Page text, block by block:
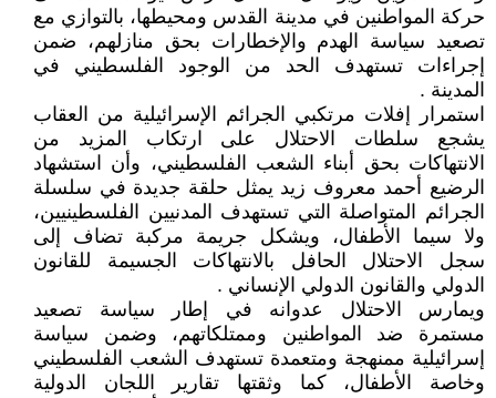
حركة المواطنين في مدينة القدس ومحيطها، بالتوازي مع
تصعيد سياسة الهدم والإخطارات بحق منازلهم، ضمن
إجراءات تستهدف الحد من الوجود الفلسطيني في
المدينة .
استمرار إفلات مرتكبي الجرائم الإسرائيلية من العقاب
يشجع سلطات الاحتلال على ارتكاب المزيد من
الانتهاكات بحق أبناء الشعب الفلسطيني، وأن استشهاد
الرضيع أحمد معروف زيد يمثل حلقة جديدة في سلسلة
الجرائم المتواصلة التي تستهدف المدنيين الفلسطينيين،
ولا سيما الأطفال، ويشكل جريمة مركبة تضاف إلى
سجل الاحتلال الحافل بالانتهاكات الجسيمة للقانون
الدولي والقانون الدولي الإنساني .
ويمارس الاحتلال عدوانه في إطار سياسة تصعيد
مستمرة ضد المواطنين وممتلكاتهم، وضمن سياسة
إسرائيلية ممنهجة ومتعمدة تستهدف الشعب الفلسطيني
وخاصة الأطفال، كما وثقتها تقارير اللجان الدولية